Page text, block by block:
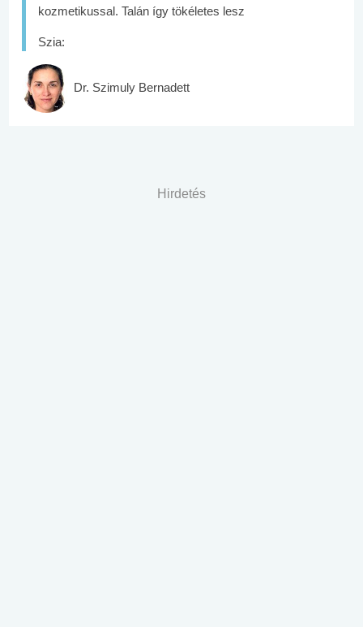
kozmetikussal. Talán így tökéletes lesz
Szia:
Dr. Szimuly Bernadett
Hirdetés